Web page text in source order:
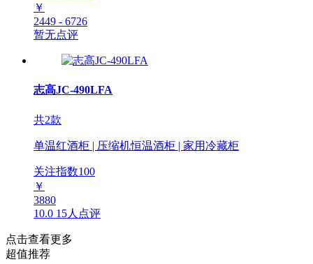
￥
2449 - 6726
暂无点评
志高JC-490LFA
共2款
单温红酒柜 | 压缩机恒温酒柜 | 家用冷藏柜
关注指数100
￥
3880
10.0 15人点评
点击查看更多
超值推荐